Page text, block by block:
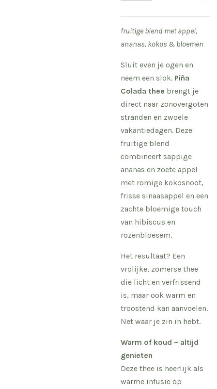
fruitige blend met appel,
ananas, kokos & bloemen
Sluit even je ogen en
neem een slok. Piña
Colada thee brengt je
direct naar zonovergoten
stranden en zwoele
vakantiedagen. Deze
fruitige blend
combineert sappige
ananas en zoete appel
met romige kokosnoot,
frisse sinaasappel en een
zachte bloemige touch
van hibiscus en
rozenbloesem.
Het resultaat? Een
vrolijke, zomerse thee
die licht en verfrissend
is, maar ook warm en
troostend kan aanvoelen.
Net waar je zin in hebt.
Warm of koud – altijd
genieten
Deze thee is heerlijk als
warme infusie op